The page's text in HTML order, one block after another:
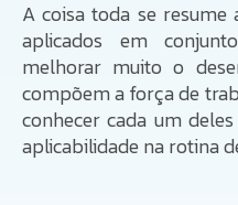
A coisa toda se resume
aplicados em
melhorar muito o
compõem a força de
conhecer cada um
aplicabilidade na rotina